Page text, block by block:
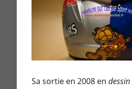
Sa sortie en 2008 en